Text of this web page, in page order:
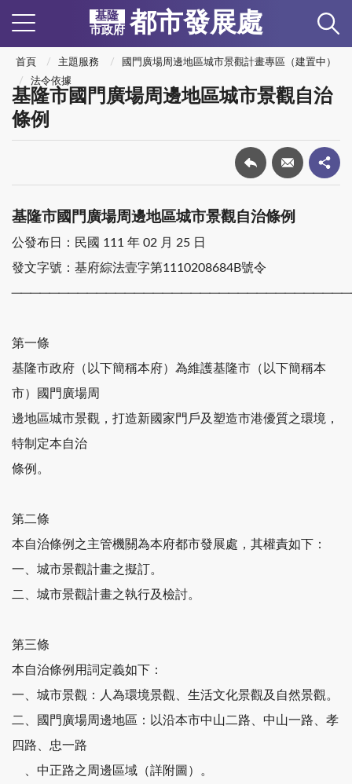
基隆
市政府 都市發展處
首頁 主題服務
國門廣場周邊地區城市景觀計畫專區（建置中）
法令依據
基隆市國門廣場周邊地區城市景觀自治
條例
基隆市國門廣場周邊地區城市景觀自治條例
公發布日：民國 111 年 02 月 25 日
發文字號：基府綜法壹字第1110208684B號令
第一條
基隆市政府（以下簡稱本府）為維護基隆市（以下簡稱本
市）國門廣場周
邊地區城市景觀，打造新國家門戶及塑造市港優質之環境，
特制定本自治
條例。
第二條
本自治條例之主管機關為本府都市發展處，其權責如下：
一、城市景觀計畫之擬訂。
二、城市景觀計畫之執行及檢討。
第三條
本自治條例用詞定義如下：
一、城市景觀：人為環境景觀、生活文化景觀及自然景觀。
二、國門廣場周邊地區：以沿本市中山二路、中山一路、孝
四路、忠一路
、中正路之周邊區域（詳附圖）。